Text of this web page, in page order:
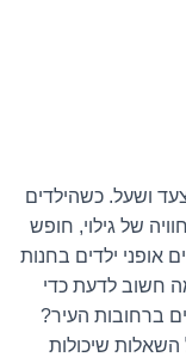
ושעל. כשהילדים
של גילוי, חופש
אופני ילדים בחנות
חשוב לדעת כדי
ברחובות העיר?
שיכולות